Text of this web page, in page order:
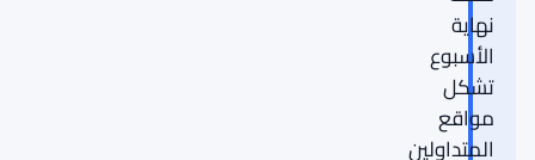
نهاية
الأسبوع
تشكل
مواقع
المتداولين